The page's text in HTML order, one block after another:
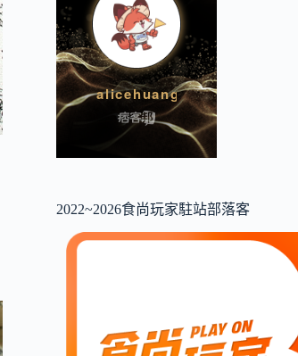
2022~2026食尚玩家駐站部落客